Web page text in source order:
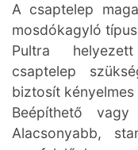
A csaptelep
mosdókagyló
Pultra
csaptelep
biztosít
Beépíthető vagy
Alacsonyabb,